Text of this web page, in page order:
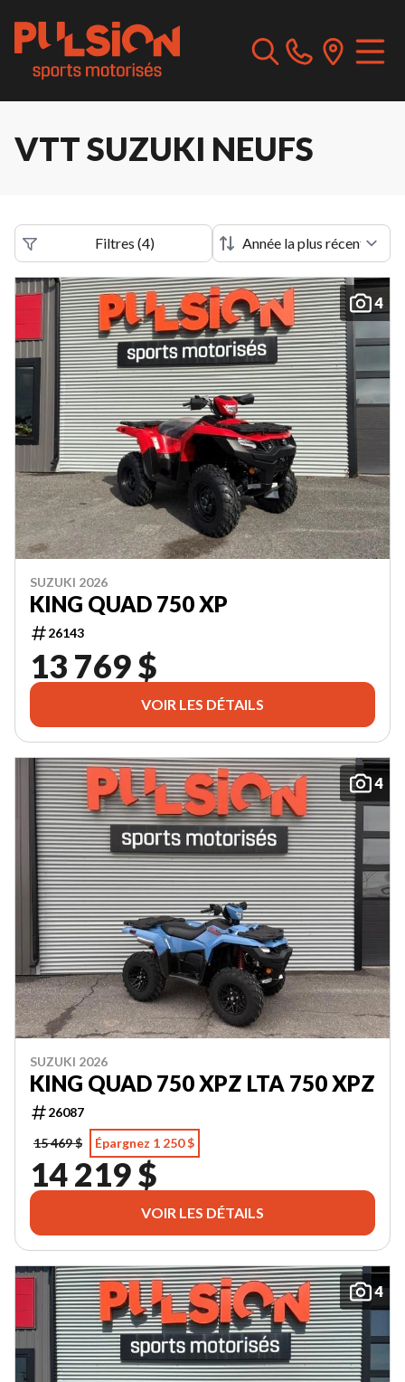
VTT SUZUKI NEUFS
Filtres (4)
4
SUZUKI 2026
KING QUAD 750 XP
26143
13 769 $
VOIR LES DÉTAILS
4
SUZUKI 2026
KING QUAD 750 XPZ LTA 750 XPZ
26087
15 469 $
Épargnez 1 250 $
14 219 $
VOIR LES DÉTAILS
4